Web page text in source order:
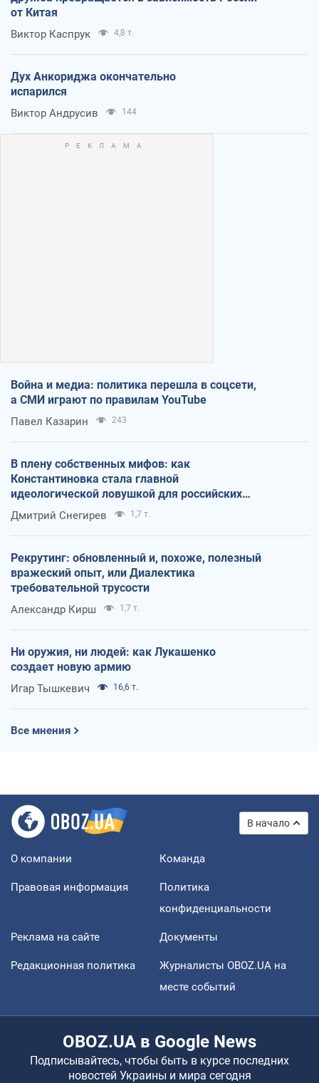
от Китая
Виктор Каспрук 4,8 т.
Дух Анкориджа окончательно
испарился
Виктор Андрусив 144
Война и медиа: политика перешла в соцсети,
а СМИ играют по правилам YouTube
Павел Казарин 243
В плену собственных мифов: как
Константиновка стала главной
идеологической ловушкой для российских
оккупантов
Дмитрий Снегирев 1,7 т.
Рекрутинг: обновленный и, похоже, полезный
вражеский опыт, или Диалектика
требовательной трусости
Александр Кирш 1,7 т.
Ни оружия, ни людей: как Лукашенко
создает новую армию
Игар Тышкевич 16,6 т.
Все мнения
В начало
О компании Команда
Правовая информация
Политика
конфиденциальности
Реклама на сайте Документы
Редакционная политика
Журналисты OBOZ.UA на
месте событий
OBOZ.UA в Google News
Подписывайтесь, чтобы быть в курсе последних
новостей Украины и мира сегодня